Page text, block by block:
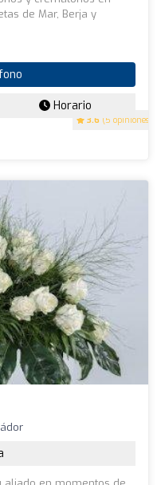
3.6 (5 opiniones)
de Mar, Berja y
Horario